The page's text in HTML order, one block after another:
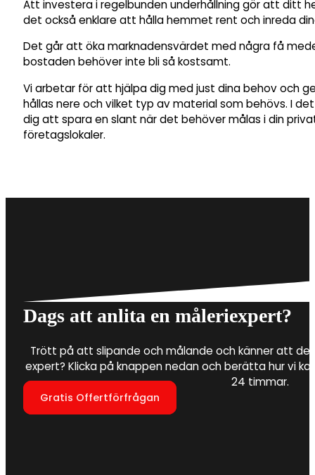
Att investera i regelbunden underhållning gör att ditt
det också enklare att hålla hemmet rent och inreda
Det går att öka marknadensvärdet med några få
bostaden behöver inte bli så kostsamt.
Vi arbetar för att hjälpa dig med just dina behov och
hållas nere och vilket typ av material som behövs. I
dig att spara en slant när det behöver målas i din
företagslokaler.
Dags att anlita en måleriexpert?
Trött på att slipande och målande och känner att
expert? Klicka på knappen nedan och berätta hur vi
24 timmar.
Gratis Offertförfrågan